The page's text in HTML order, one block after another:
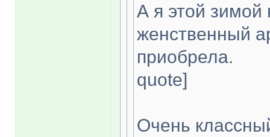
А я этой зимой
женственный
приобрела.
quote]
Очень